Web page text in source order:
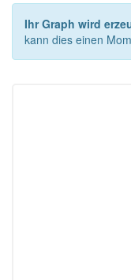
Ihr Graph wird
kann dies einen